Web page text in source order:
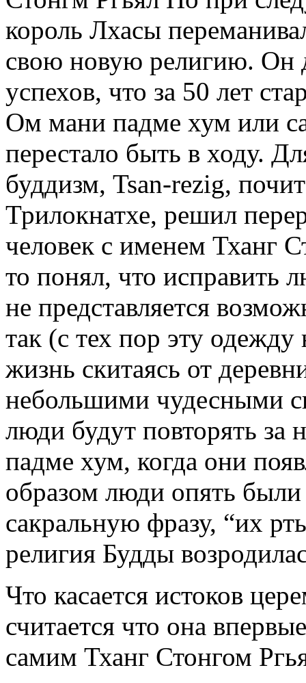
король Лхасы
свою новую религию. Он
успехов, что за 50 лет
Ом мани падме хум или
перестало быть в ходу.
буддизм, Tsan-rezig,
Трилокнатхе, решил
человек с именем Тханг
то понял, что исправить
не представляется
так (с тех пор эту
жизнь скитаясь от
небольшими чудесными
люди будут повторять
падме хум, когда они
образом люди опять
сакральную фразу, “их
религия Будды
Что касается истоков
считается что она
самим Тханг Стонгом